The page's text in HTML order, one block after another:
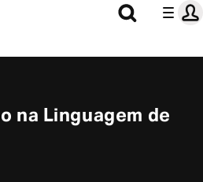
na Linguagem de